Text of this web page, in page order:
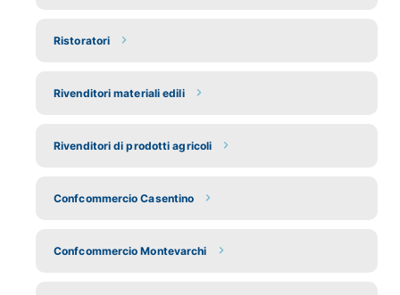
Ristoratori
Rivenditori materiali edili
Rivenditori di prodotti agricoli
Confcommercio Casentino
Confcommercio Montevarchi